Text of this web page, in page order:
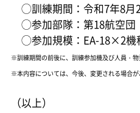
◯訓練期間：令和7年8月
◯参加部隊：第18航空団
◯参加規模：EA-18×2機
※訓練期間の前後に、訓練参加機及び人員・物
※本内容については、今後、変更される場合が
（以上）